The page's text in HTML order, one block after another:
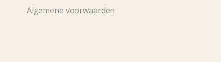
Algemene voorwaarden